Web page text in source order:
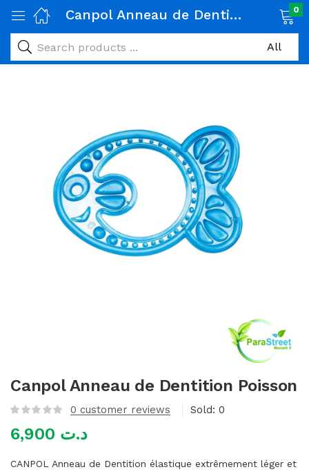
alimentaires)
Canpol Anneau de Dentition Poisson 0
Canpol Anneau de Dentition Poisson
0 customer reviews Sold: 0
د.ت
CANPOL Anneau de Dentition élastique extrêmement léger et